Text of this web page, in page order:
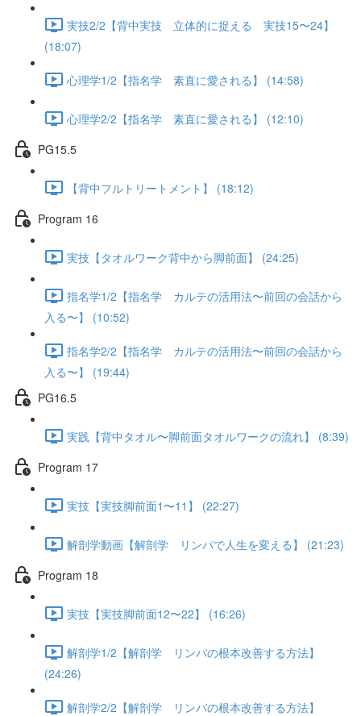
実技2/2【背中実技 立体的に捉える 実技15〜24】
(18:07)
心理学1/2【指名学 素直に愛される】 (14:58)
心理学2/2【指名学 素直に愛される】 (12:10)
PG15.5
【背中フルトリートメント】 (18:12)
Program 16
実技【タオルワーク背中から脚前面】 (24:25)
指名学1/2【指名学 カルテの活用法〜前回の会話から
入る〜】 (10:52)
指名学2/2【指名学 カルテの活用法〜前回の会話から
入る〜】 (19:44)
PG16.5
実践【背中タオル〜脚前面タオルワークの流れ】 (8:39)
Program 17
実技【実技脚前面1〜11】 (22:27)
解剖学動画【解剖学 リンパで人生を変える】 (21:23)
Program 18
実技【実技脚前面12〜22】 (16:26)
解剖学1/2【解剖学 リンパの根本改善する方法】
(24:26)
解剖学2/2【解剖学 リンパの根本改善する方法】